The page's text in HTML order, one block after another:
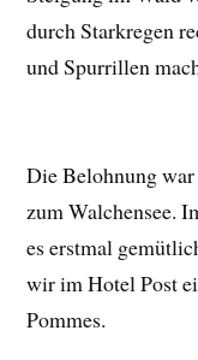
durch Starkregen
und Spurrillen
Die Belohnung
zum Walchensee.
es erstmal
wir im Hotel Post
Pommes.